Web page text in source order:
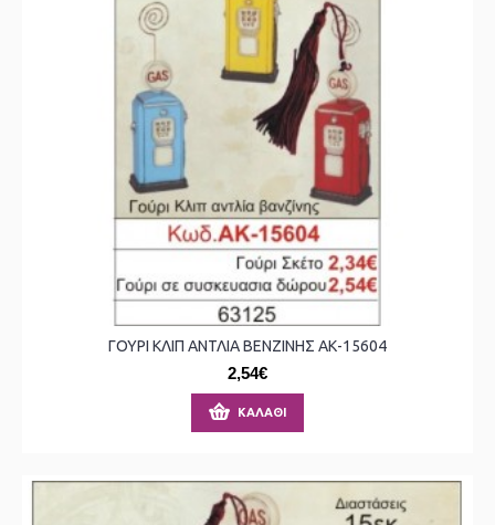
ΓΟΥΡΙ ΚΛΙΠ ΑΝΤΛΙΑ ΒΕΝΖΙΝΗΣ ΑΚ-15604
2,54€
ΚΑΛΆΘΙ